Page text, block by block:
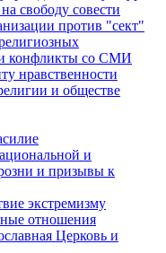
свободу совести
против "сект"
конфликты со СМИ
нравственности
и обществе
и
и призывы к
экстремизму
отношения
Церковь и